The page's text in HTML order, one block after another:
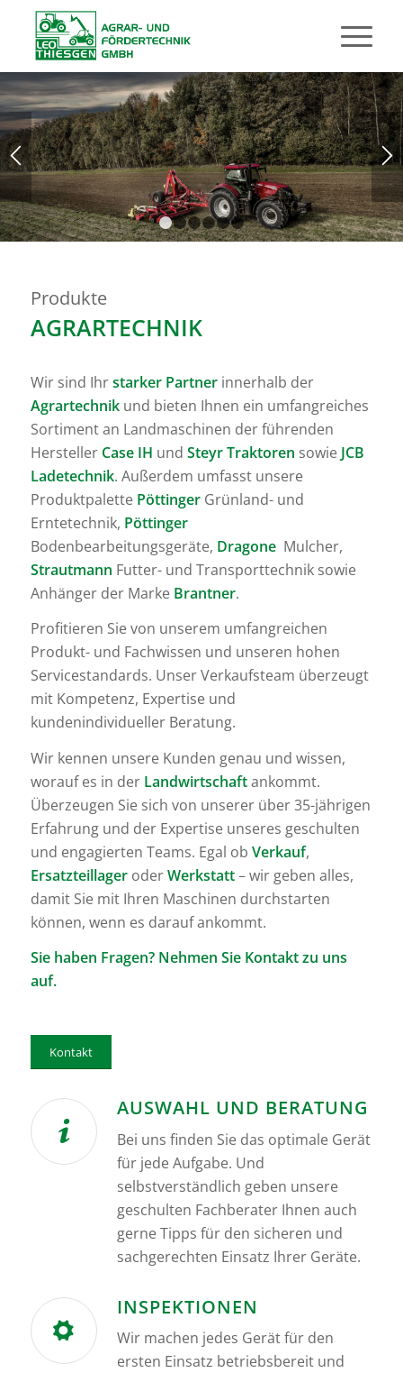
1 2 3 4 5 6
Produkte
AGRARTECHNIK
Wir sind Ihrstarker Partnerinnerhalb der
Agrartechnikund bieten Ihnen ein umfangreiches
Sortiment an Landmaschinen der führenden
Hersteller Case IH und Steyr Traktoren sowie JCB
Ladetechnik. Außerdem umfasst unsere
Produktpalette PöttingerGrünland- und
Erntetechnik, Pöttinger
Bodenbearbeitungsgeräte, DragoneMulcher,
Strautmann Futter- und Transporttechnik sowie
Anhänger der Marke Brantner.
Profitieren Sie von unserem umfangreichen
Produkt- und Fachwissen und unseren hohen
Servicestandards. Unser Verkaufsteam überzeugt
mit Kompetenz, Expertise und
kundenindividueller Beratung.
Wir kennen unsere Kunden genau und wissen,
worauf es in der Landwirtschaftankommt.
Überzeugen Sie sich von unserer über 35-jährigen
Erfahrung und der Expertise unseres geschulten
und engagierten Teams. Egal ob Verkauf,
ErsatzteillageroderWerkstatt– wir geben alles,
damit Sie mit Ihren Maschinen durchstarten
können, wenn es darauf ankommt.
Sie haben Fragen? Nehmen Sie Kontakt zu uns
auf.
Kontakt
AUSWAHL UND BERATUNG
Bei uns finden Sie das optimale Gerät
für jede Aufgabe. Und
selbstverständlich geben unsere
geschulten Fachberater Ihnen auch
gerne Tipps für den sicheren und
sachgerechten Einsatz Ihrer Geräte.
INSPEKTIONEN
Wir machen jedes Gerät für den
ersten Einsatz betriebsbereit und